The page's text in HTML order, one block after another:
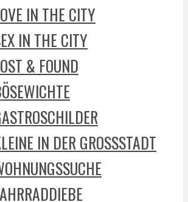
IN THE CITY
IN THE CITY
& FOUND
IN DER GROSSSTADT